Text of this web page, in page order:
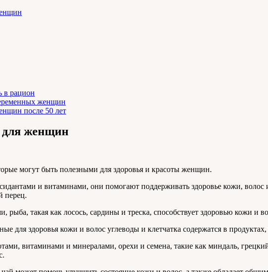
в рацион
женщин
после 50 лет
женщин
могут быть полезными для здоровья и красоты женщин.
и витаминами, они помогают поддерживать здоровье кожи,
перец.
рыба, такая как лосось, сардины и треска, способствует здоровью кожи и
для здоровья кожи и волос углеводы и клетчатка содержатся в
витаминами и минералами, орехи и семена, такие как миндаль,